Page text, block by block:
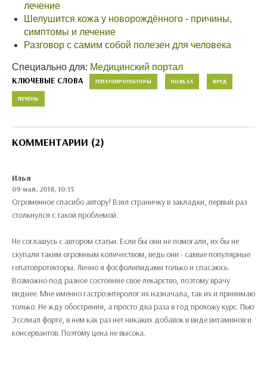
лечение
Шелушится кожа у новорождённого - причины,
симптомы и лечение
Разговор с самим собой полезен для человека
Специально для: Медицинский портал
КЛЮЧЕВЫЕ СЛОВА ГЕПАТОПРОТЕКТОРЫ ПОЛЬЗА ВРЕД
ПЕЧЕНЬ
КОММЕНТАРИИ (2)
Илья
09-май, 2018, 10:15
Огроменное спасибо автору! Взял страничку в закладки, первый раз
столкнулся с такой проблемой.
Не соглашусь с автором статьи. Если бы они не помогали, их бы не
скупали таким огромным количеством, ведь они - самые популярные
гепатопротекторы. Лично я фосфолипидами только и спасаюсь.
Возможно под разное состояние свое лекарство, поэтому врачу
виднее. Мне именно гастроэнтеролог их назначала, так их и принимаю
только. Не жду обострения, а просто два раза в год прохожу курс. Пью
Эсслиал форте, в нем как раз нет никаких добавок в виде витаминов и
консервантов. Поэтому цена не высока.